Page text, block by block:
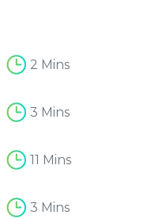
2 Mins
3 Mins
11 Mins
3 Mins